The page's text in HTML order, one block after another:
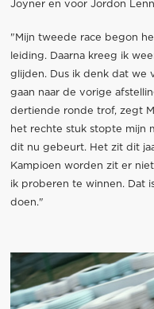
Joyner en voor Jordon
"Mijn tweede race begon
leiding. Daarna kreeg ik
glijden. Dus ik denk dat we
gaan naar de vorige
dertiende ronde trof, zegt
het rechte stuk stopte mijn
dit nu gebeurt. Het zit dit
Kampioen worden zit er
ik proberen te winnen. Dat
doen."